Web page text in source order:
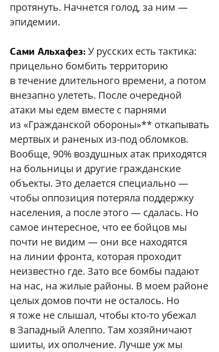
протянуть. Начнется голод, за ним —
эпидемии.
Сами Альхафез:У русских есть тактика:
прицельно бомбить территорию
в течение длительного времени, а потом
внезапно улететь. После очередной
атаки мы едем вместе с парнями
из «Гражданской обороны»** откапывать
мертвых и раненых из-под обломков.
Вообще, 90% воздушных атак приходятся
на больницы и другие гражданские
объекты. Это делается специально —
чтобы оппозиция потеряла поддержку
населения, а после этого — сдалась. Но
самое интересное, что ее бойцов мы
почти не видим — они все находятся
на линии фронта, которая проходит
неизвестно где. Зато все бомбы падают
на нас, на жилые районы. В моем районе
целых домов почти не осталось. Но
я тоже не слышал, чтобы кто-то убежал
в Западный Алеппо. Там хозяйничают
шииты, их ополчение. Лучше уж мы